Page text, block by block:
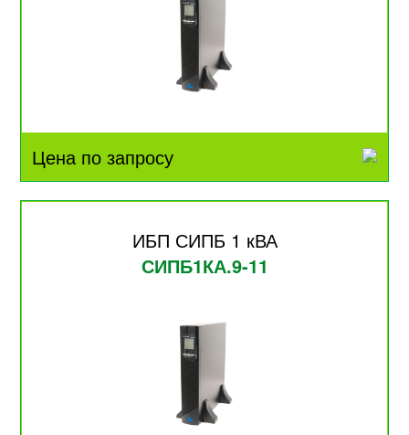
Цена по запросу
ИБП СИПБ 1 кВА
СИПБ1КА.9-11